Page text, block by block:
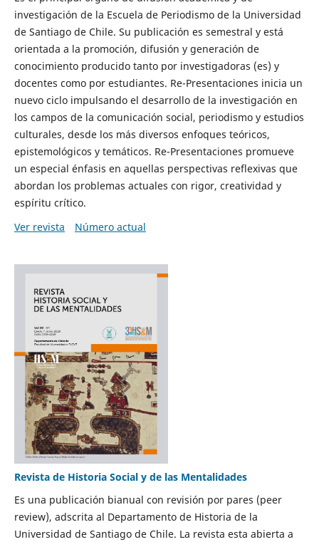
investigación de la Escuela de Periodismo de la Universidad
de Santiago de Chile. Su publicación es semestral y está
orientada a la promoción, difusión y generación de
conocimiento producido tanto por investigadoras (es) y
docentes como por estudiantes. Re-Presentaciones inicia un
nuevo ciclo impulsando el desarrollo de la investigación en
los campos de la comunicación social, periodismo y estudios
culturales, desde los más diversos enfoques teóricos,
epistemológicos y temáticos. Re-Presentaciones promueve
un especial énfasis en aquellas perspectivas reflexivas que
abordan los problemas actuales con rigor, creatividad y
espíritu crítico.
Ver revista
Número actual
Revista de Historia Social y de las Mentalidades
Es una publicación bianual con revisión por pares (peer
review), adscrita al Departamento de Historia de la
Universidad de Santiago de Chile. La revista esta abierta a